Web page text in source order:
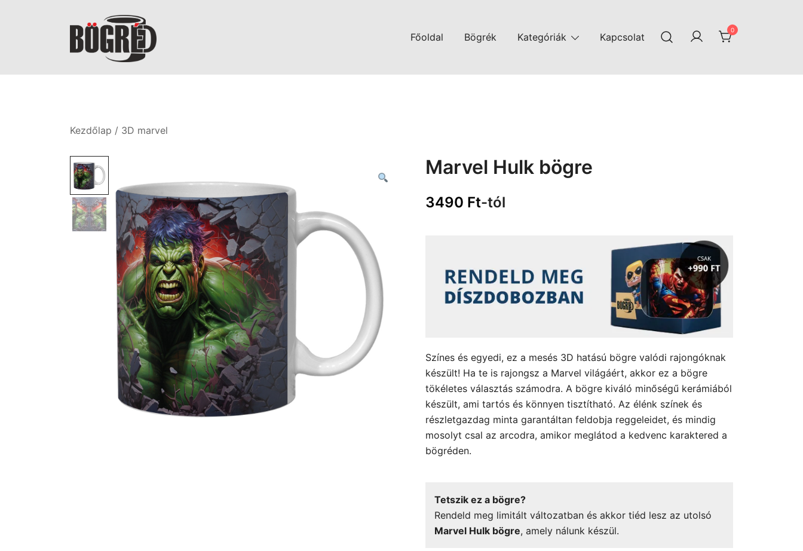
Bögréd
Főoldal Bögrék Kategóriák Kapcsolat
0
Kezdőlap / 3D marvel
Marvel Hulk bögre
3490 Ft-tól
Színes és egyedi, ez a mesés 3D hatású bögre valódi rajongóknak
készült! Ha te is rajongsz a Marvel világáért, akkor ez a bögre
tökéletes választás számodra. A bögre kiváló minőségű kerámiából
készült, ami tartós és könnyen tisztítható. Az élénk színek és
részletgazdag minta garantáltan feldobja reggeleidet, és mindig
mosolyt csal az arcodra, amikor meglátod a kedvenc karaktered a
bögréden.
Tetszik ez a bögre?
Rendeld meg limitált változatban és akkor tiéd lesz az utolsó
Marvel Hulk bögre, amely nálunk készül.